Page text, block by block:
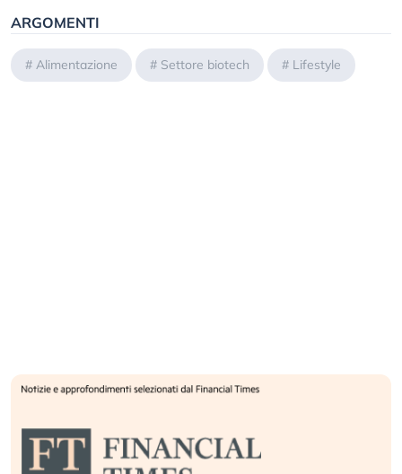
ARGOMENTI
# Alimentazione # Settore biotech # Lifestyle